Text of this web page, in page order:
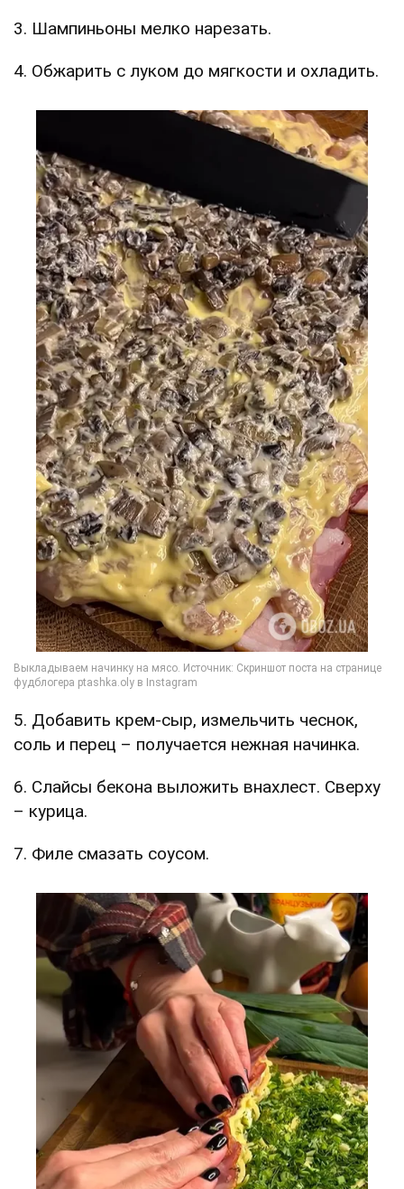
3. Шампиньоны мелко нарезать.
4. Обжарить с луком до мягкости и охладить.
5. Добавить крем-сыр, измельчить чеснок,
соль и перец – получается нежная начинка.
6. Слайсы бекона выложить внахлест. Сверху
– курица.
7. Филе смазать соусом.